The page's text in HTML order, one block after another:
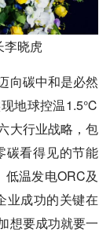
李晓虎
向碳中和是必然
现地球控温1.5℃
大行业战略，包
碳看得见的节能
温发电ORC及
业成功的关键在
想要成功就要一